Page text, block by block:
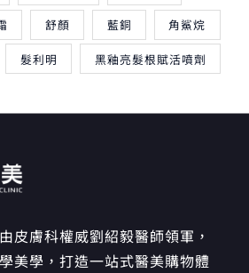
舒顏 藍銅 角鯊烷
髮利明 黑釉亮髮根賦活噴劑
皮膚科權威劉紹毅醫師領軍，
美學，打造一站式醫美購物體